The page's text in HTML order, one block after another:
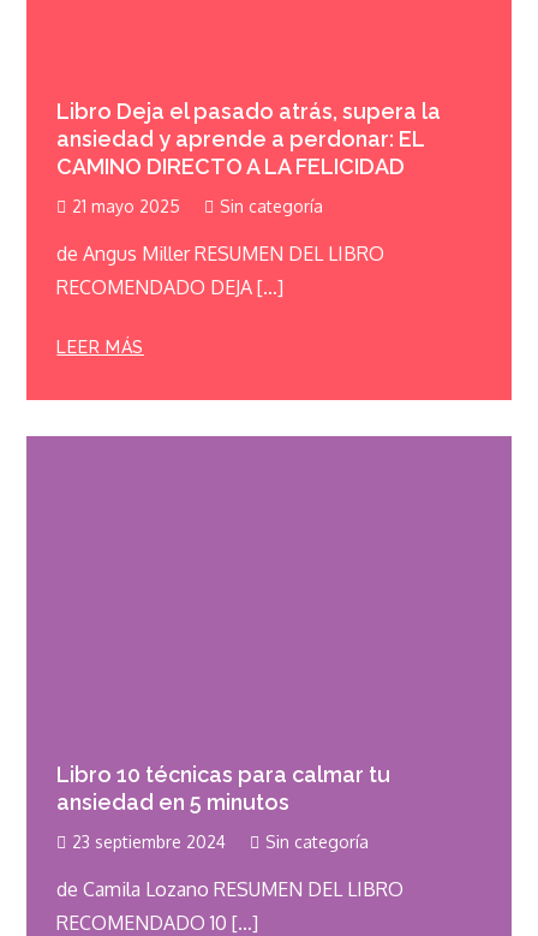
Libro Deja el pasado atrás, supera la
ansiedad y aprende a perdonar: EL
CAMINO DIRECTO A LA FELICIDAD
21 mayo 2025 Sin categoría
de Angus Miller RESUMEN DEL LIBRO
RECOMENDADO DEJA […]
LEER MÁS
Libro 10 técnicas para calmar tu
ansiedad en 5 minutos
23 septiembre 2024 Sin categoría
de Camila Lozano RESUMEN DEL LIBRO
RECOMENDADO 10 […]